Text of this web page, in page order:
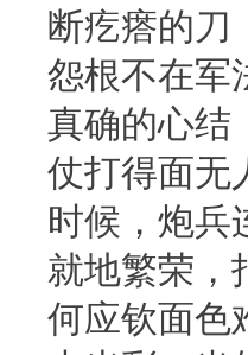
断疙瘩的刀
怨根不在军
真确的心结
仗打得面无
时候，炮兵
就地繁荣，
何应钦面色